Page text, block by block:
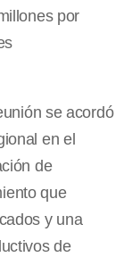
por
se acordó
en el
de
que
y una
de